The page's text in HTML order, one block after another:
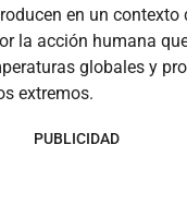
en un contexto
la acción humana
globales y
extremos.
PUBLICIDAD